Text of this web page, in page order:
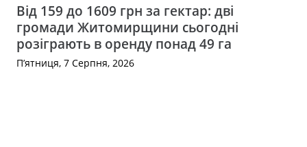
Від 159 до 1609 грн за гектар: дві
громади Житомирщини сьогодні
розіграють в оренду понад 49 га
П’ятниця, 7 Серпня, 2026